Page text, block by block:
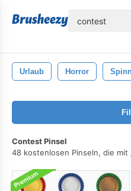
Urlaub Horror
Contest Pinsel
48 kostenlosen Pinseln, die mit